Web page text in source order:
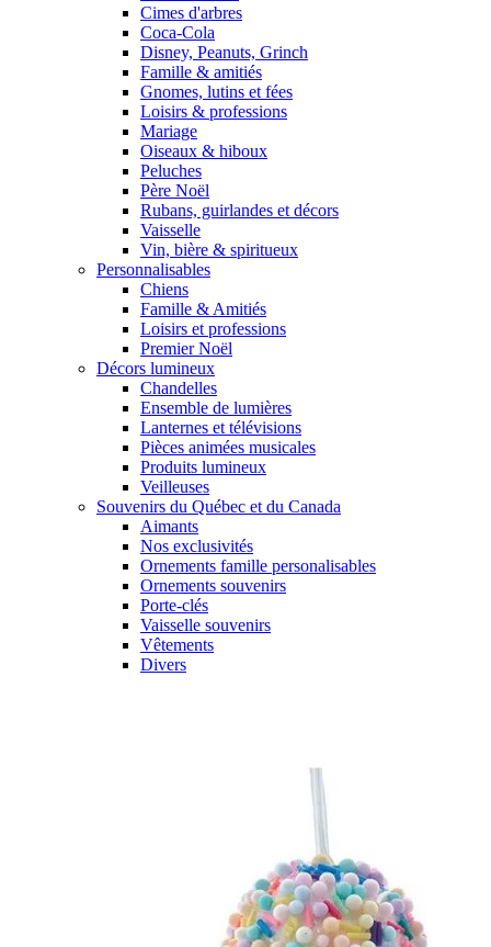
Cimes d'arbres
Coca-Cola
Disney, Peanuts, Grinch
Famille & amitiés
Gnomes, lutins et fées
Loisirs & professions
Mariage
Oiseaux & hiboux
Peluches
Père Noël
Rubans, guirlandes et décors
Vaisselle
Vin, bière & spiritueux
Personnalisables
Chiens
Famille & Amitiés
Loisirs et professions
Premier Noël
Décors lumineux
Chandelles
Ensemble de lumières
Lanternes et télévisions
Pièces animées musicales
Produits lumineux
Veilleuses
Souvenirs du Québec et du Canada
Aimants
Nos exclusivités
Ornements famille personalisables
Ornements souvenirs
Porte-clés
Vaisselle souvenirs
Vêtements
Divers